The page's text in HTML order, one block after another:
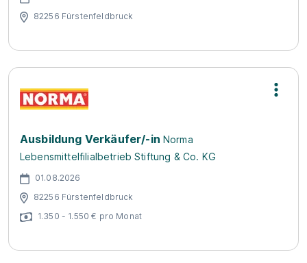
82256 Fürstenfeldbruck
Ausbildung Verkäufer/-in Norma
Lebensmittelfilialbetrieb Stiftung & Co. KG
01.08.2026
82256 Fürstenfeldbruck
1.350 - 1.550 € pro Monat